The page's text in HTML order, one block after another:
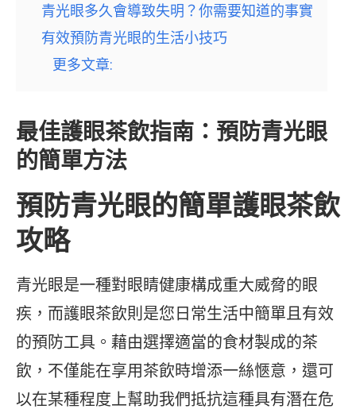
青光眼多久會導致失明？你需要知道的事實
有效預防青光眼的生活小技巧
更多文章:
最佳護眼茶飲指南：預防青光眼
的簡單方法
預防青光眼的簡單護眼茶飲
攻略
青光眼是一種對眼睛健康構成重大威脅的眼
疾，而護眼茶飲則是您日常生活中簡單且有效
的預防工具。藉由選擇適當的食材製成的茶
飲，不僅能在享用茶飲時增添一絲愜意，還可
以在某種程度上幫助我們抵抗這種具有潛在危